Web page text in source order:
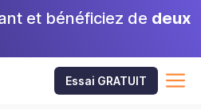
et bénéficiez de deux
Essai GRATUIT